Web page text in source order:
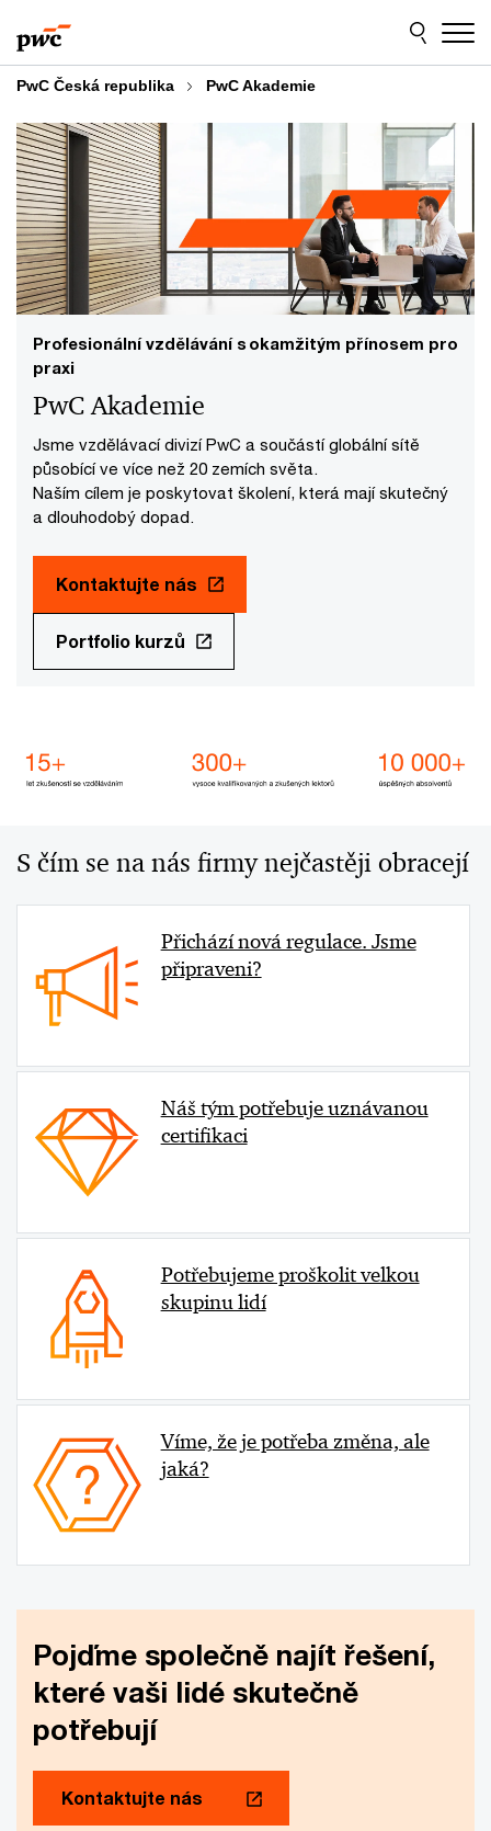
to
content
to
footer
PwC Česká republika PwC Akademie
Profesionální vzdělávání s okamžitým přínosem pro
praxi
PwC Akademie
Jsme vzdělávací divizí PwC a součástí globální sítě
působící ve více než 20 zemích světa.
Naším cílem je poskytovat školení, která mají skutečný
a dlouhodobý dopad.
Kontaktujte nás
Portfolio kurzů
S čím se na nás firmy nejčastěji obracejí
Přichází nová regulace. Jsme
připraveni?
Náš tým potřebuje uznávanou
certifikaci
Potřebujeme proškolit velkou
skupinu lidí
Víme, že je potřeba změna, ale
jaká?
Pojďme společně najít řešení,
které vaši lidé skutečně
potřebují
Kontaktujte nás